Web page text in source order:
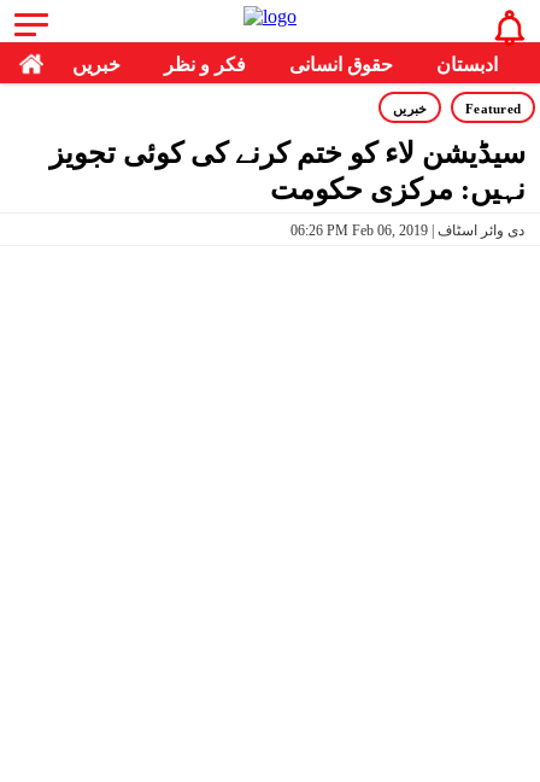
خبریں فکر و نظر حقوق انسانی ادبستان
Featured خبریں
سیڈیشن لاء کو ختم کرنے کی کوئی تجویز
نہیں: مرکزی حکومت
06:26 PM Feb 06, 2019 | دی وائر اسٹاف